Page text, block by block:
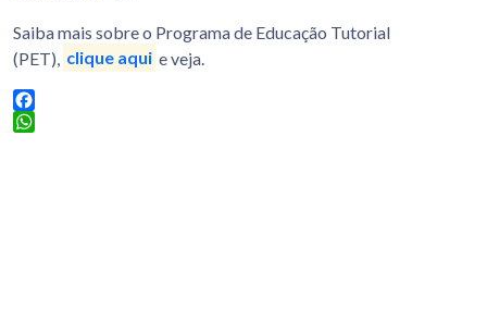
Saiba mais sobre o Programa de Educação Tutorial
(PET), clique aqui e veja.
Facebook